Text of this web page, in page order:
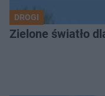
DROGI
Zielone światło